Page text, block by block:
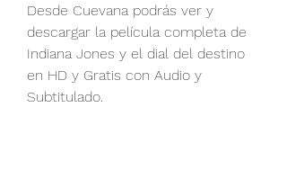
Desde Cuevana podrás ver y
descargar la película completa de
Indiana Jones y el dial del destino
en HD y Gratis con Audio y
Subtitulado.